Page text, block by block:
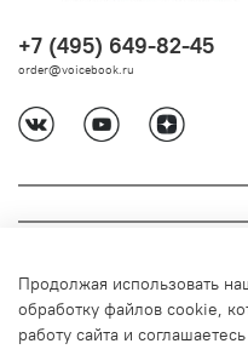
+7 (495) 649-82-45
order@voicebook.ru
Продолжая использовать
обработку файлов cookie,
работу сайта и